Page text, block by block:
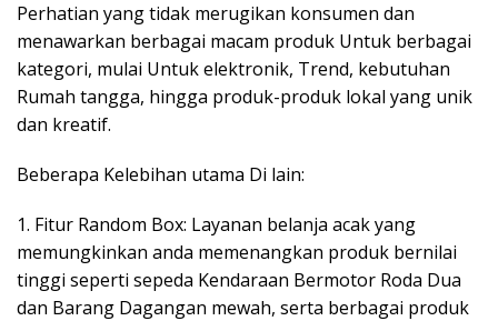
Perhatian yang tidak merugikan konsumen dan
menawarkan berbagai macam produk Untuk berbagai
kategori, mulai Untuk elektronik, Trend, kebutuhan
Rumah tangga, hingga produk-produk lokal yang unik
dan kreatif.
Beberapa Kelebihan utama Di lain:
1. Fitur Random Box: Layanan belanja acak yang
memungkinkan anda memenangkan produk bernilai
tinggi seperti sepeda Kendaraan Bermotor Roda Dua
dan Barang Dagangan mewah, serta berbagai produk